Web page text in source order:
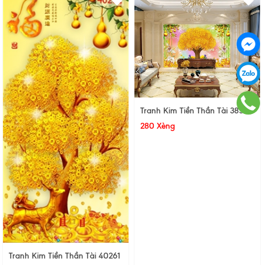
Tranh Kim Tiền Thần Tài 40261
Tranh Kim Tiền Thần Tài 38566
280 Xèng